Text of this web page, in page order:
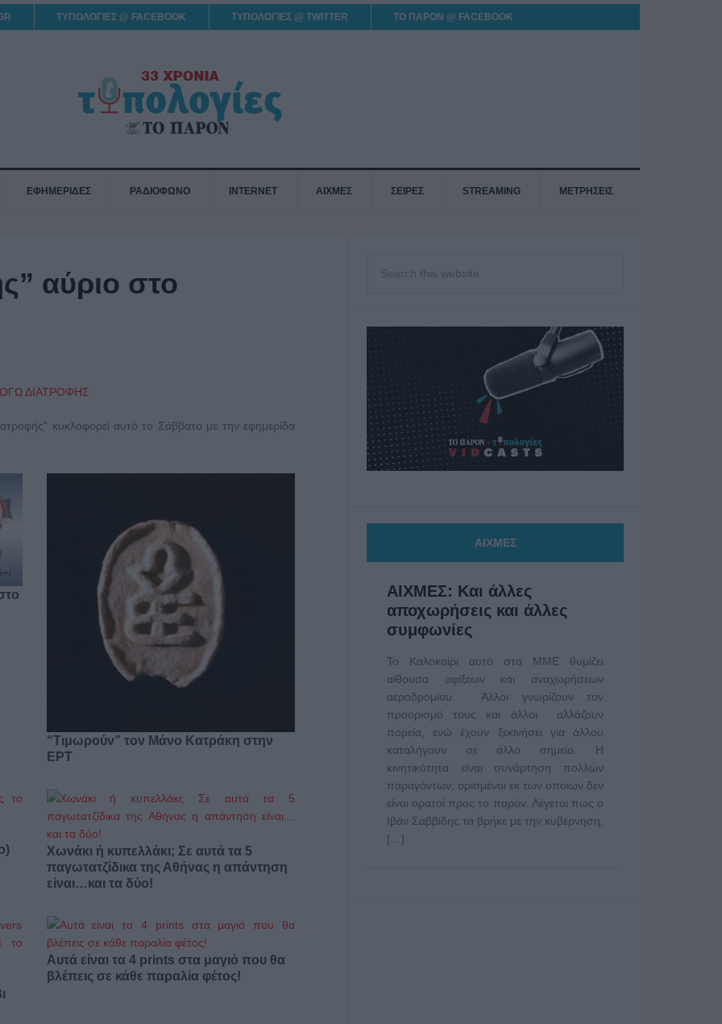
ΤΥΠΟΛΟΓΙΕΣ @ FACEBOOK ΤΥΠΟΛΟΓΙΕΣ @ TWITTER ΤΟ ΠΑΡΟΝ @ FACEBOOK
ΕΦΗΜΕΡΙΔΕΣ ΡΑΔΙΟΦΩΝΟ INTERNET ΑΙΧΜΕΣ ΣΕΙΡΕΣ STREAMING ΜΕΤΡΗΣΕΙΣ
αύριο στο
κυκλοφορεί αυτό το Σάββατο με την εφημερίδα
“Τιμωρούν” τον Μάνο Κατράκη στην
ΕΡΤ
Χωνάκι ή κυπελλάκι; Σε αυτά τα 5
παγωτατζίδικα της Αθήνας η απάντηση
είναι…και τα δύο!
Αυτά είναι τα 4 prints στα μαγιό που θα
βλέπεις σε κάθε παραλία φέτος!
ΑΙΧΜΕΣ
ΑΙΧΜΕΣ: Και άλλες
αποχωρήσεις και άλλες
συμφωνίες
Το Καλοκαίρι αυτό στα ΜΜΕ θυμίζει
αίθουσα αφίξεων και αναχωρήσεων
αεροδρομίου. Άλλοι γνωρίζουν τον
προορισμό τους και άλλοι αλλάζουν
πορεία, ενώ έχουν ξεκινήσει για άλλου
καταλήγουν σε άλλο σημείο. Η
κινητικότητα είναι συνάρτηση πολλών
παραγόντων, ορισμένοι εκ των οποίων δεν
είναι ορατοί προς το παρόν. Λέγεται πως ο
Ιβάν Σαββίδης τα βρήκε με την κυβέρνηση,
[…]